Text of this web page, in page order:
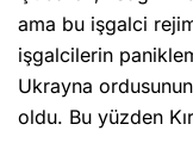
ama bu işgalci
işgalcilerin
Ukrayna
oldu. Bu yüzden